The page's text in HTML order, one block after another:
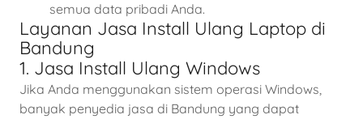
semua data pribadi Anda.
Layanan Jasa Install Ulang Laptop di
Bandung
1. Jasa Install Ulang Windows
Jika Anda menggunakan sistem operasi Windows,
banyak penyedia jasa di Bandung yang dapat